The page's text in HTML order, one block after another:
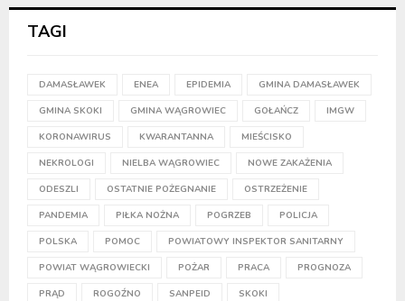
TAGI
DAMASŁAWEK ENEA EPIDEMIA GMINA DAMASŁAWEK
GMINA SKOKI GMINA WĄGROWIEC GOŁAŃCZ IMGW
KORONAWIRUS KWARANTANNA MIEŚCISKO
NEKROLOGI NIELBA WĄGROWIEC NOWE ZAKAŻENIA
ODESZLI OSTATNIE POŻEGNANIE OSTRZEŻENIE
PANDEMIA PIŁKA NOŻNA POGRZEB POLICJA
POLSKA POMOC POWIATOWY INSPEKTOR SANITARNY
POWIAT WĄGROWIECKI POŻAR PRACA PROGNOZA
PRĄD ROGOŹNO SANPEID SKOKI